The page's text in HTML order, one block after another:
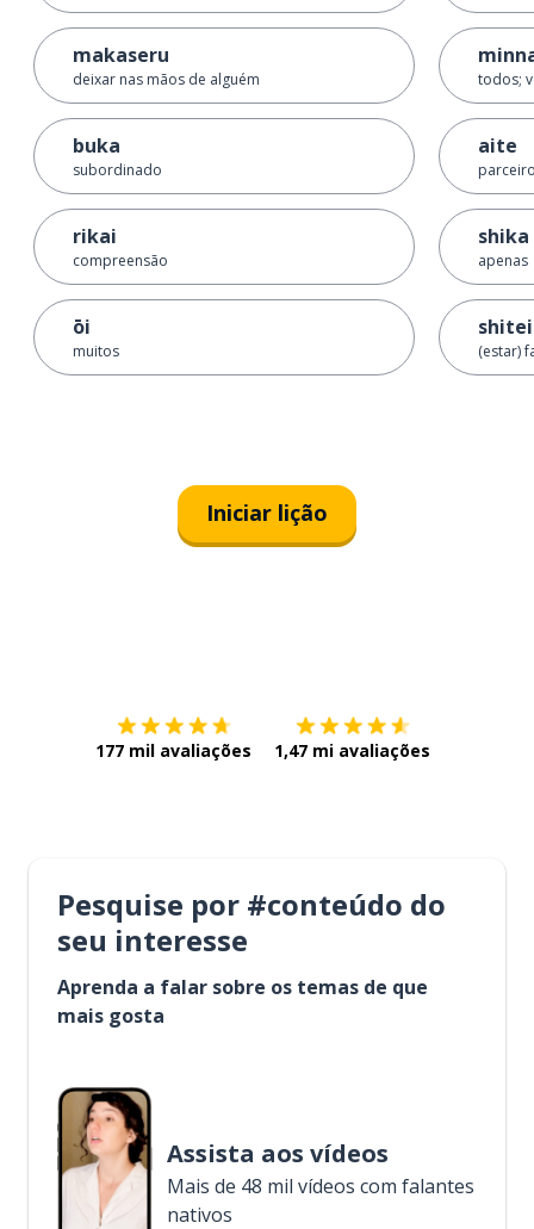
makaseru
deixar nas mãos de alguém
buka
subordinado
rikai
compreensão
ōi
muitos
todos;
aite
shika
apenas
(estar)
Iniciar lição
177 mil avaliações 1,47 mi avaliações
Pesquise por #conteúdo do
seu interesse
Aprenda a falar sobre os temas de que
mais gosta
Assista aos vídeos
Mais de 48 mil vídeos com falantes
nativos